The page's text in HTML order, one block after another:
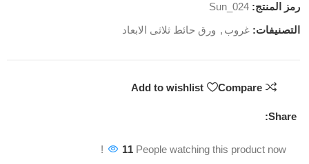
رمز المنتج:Sun_024
التصنيفات: غروب , ورق حائط ثلاثى الابعاد
Compare
Add to wishlist
Share:
11 People watching this product now!